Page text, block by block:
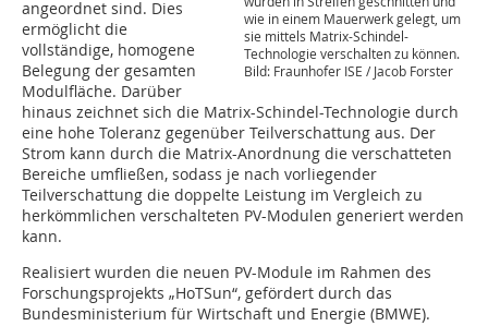
wie in einem Mauerwerk gelegt, um
sie mittels Matrix-Schindel-
Technologie verschalten zu können.
Bild: Fraunhofer ISE / Jacob Forster
angeordnet sind. Dies
ermöglicht die
vollständige, homogene
Belegung der gesamten
Modulfläche. Darüber
hinaus zeichnet sich die Matrix-Schindel-Technologie durch
eine hohe Toleranz gegenüber Teilverschattung aus. Der
Strom kann durch die Matrix-Anordnung die verschatteten
Bereiche umfließen, sodass je nach vorliegender
Teilverschattung die doppelte Leistung im Vergleich zu
herkömmlichen verschalteten PV-Modulen generiert werden
kann.
Realisiert wurden die neuen PV-Module im Rahmen des
Forschungsprojekts „HoTSun“, gefördert durch das
Bundesministerium für Wirtschaft und Energie (BMWE).